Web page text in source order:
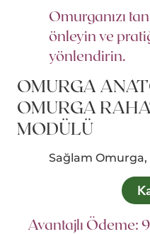
Omurganızı
önleyin ve
yönlendirin.
OMURGA
OMURGA
MODÜLÜ
Sağlam
Avantajlı Ödeme: